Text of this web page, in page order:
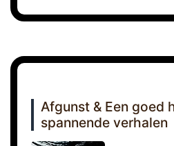
Afgunst & Een goed
spannende verhalen